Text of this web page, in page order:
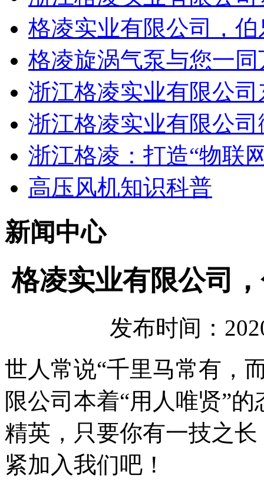
格凌实业有限公司，
格凌旋涡气泵与您一
浙江格凌实业有限公
浙江格凌实业有限公
浙江格凌：打造“物联
高压风机知识科普
新闻中心
格凌实业有限公司
发布时间：
世人常说“千里马常有，
限公司本着“用人唯贤”
精英，只要你有一技之
紧加入我们吧！